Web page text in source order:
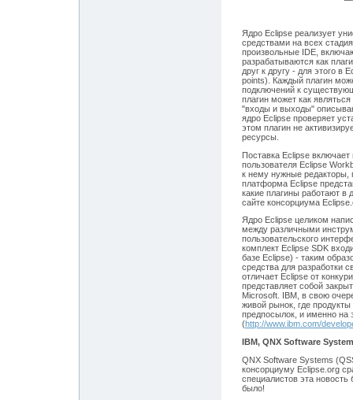
Ядро Eclipse реализует
средствами на всех
произвольные IDE,
разрабатываются как
друг к другу - для этого
points). Каждый плагин
подключений к
плагин может как
"входы и выходы"
ядро Eclipse проверяет
этом плагин не
ресурсы.
Поставка Eclipse
пользователя Eclipse
к нему нужные редакторы,
платформа Eclipse
какие плагины работают в
сайте консорциума
Ядро Eclipse целиком
между различными
пользовательского
комплект Eclipse SDK
базе Eclipse) - таким
средства для разработки
отличает Eclipse от
представляет собой
Microsoft. IBM, в свою
живой рынок, где
предпосылок, и именно на
(http://www.ibm.com/
IBM, QNX Software
QNX Software Systems
консорциуму Eclipse.org
специалистов эта
было!